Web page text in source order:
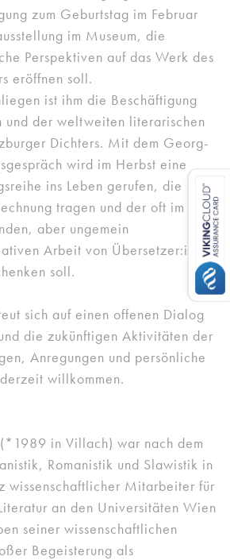
zum Geburtstag im Februar
im Museum, die
Perspektiven auf das Werk des
eröffnen soll.
ist ihm die Beschäftigung
und der weltweiten literarischen
Dichters. Mit dem Georg-
wird im Herbst eine
ins Leben gerufen, die
tragen und der oft im
aber ungemein
Arbeit von Übersetzer:innen
soll.
sich auf einen offenen Dialog
die zukünftigen Aktivitäten der
Anregungen und persönliche
willkommen.
(*1989 in Villach) war nach dem
Romanistik und Slawistik in
wissenschaftlicher Mitarbeiter für
an den Universitäten Wien
seiner wissenschaftlichen
Begeisterung als